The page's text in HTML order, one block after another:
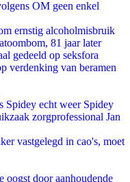
OM geen enkel
ernstig alcoholmisbruik
81 jaar later
gedeeld op seksfora
verdenking van beramen
echt weer Spidey
zorgprofessional Jan
vastgelegd in cao's, moet
oogst door aanhoudende